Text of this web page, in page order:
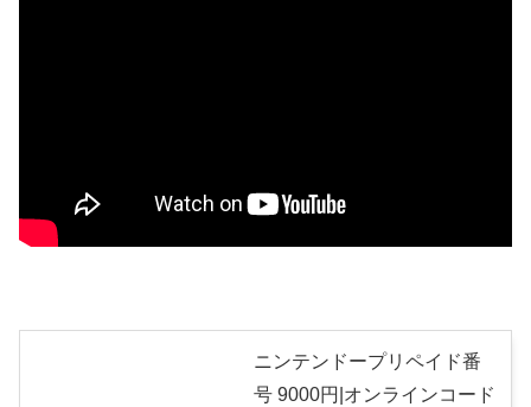
ニンテンドープリペイド番
号 9000円|オンラインコード